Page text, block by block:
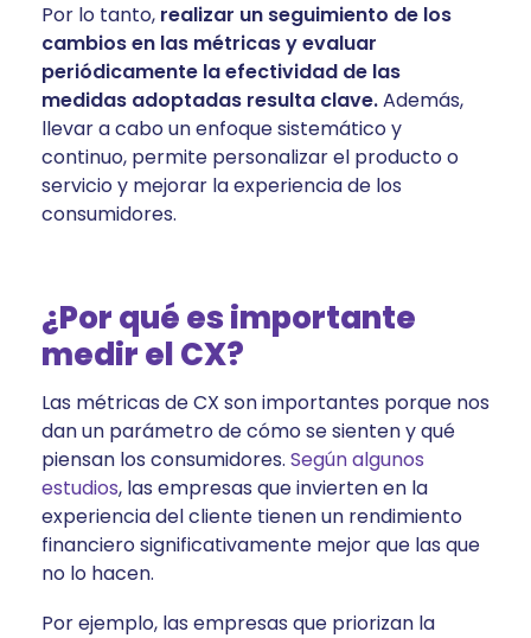
Por lo tanto, realizar un seguimiento de los
cambios en las métricas y evaluar
periódicamente la efectividad de las
medidas adoptadas resulta clave.Además,
llevar a cabo un enfoque sistemático y
continuo, permite personalizar el producto o
servicio y mejorar la experiencia de los
consumidores.
¿Por qué es importante
medir el CX?
Las métricas de CX son importantes porque nos
dan un parámetro de cómo se sienten y qué
piensan los consumidores. Según algunos
estudios, las empresas que invierten en la
experiencia del cliente tienen un rendimiento
financiero significativamente mejor que las que
no lo hacen.
Por ejemplo, las empresas que priorizan la